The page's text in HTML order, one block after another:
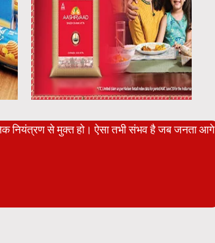
नियंत्रण से मुक्त हो। ऐसा तभी संभव है जब जनता आगे